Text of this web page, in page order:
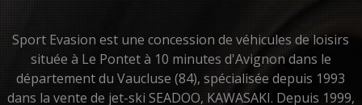
Sport Evasion est une concession de véhicules de loisirs
située à Le Pontet à 10 minutes d'Avignon dans le
département du Vaucluse (84), spécialisée depuis 1993
dans la vente de jet-ski SEADOO, KAWASAKI. Depuis 1999,